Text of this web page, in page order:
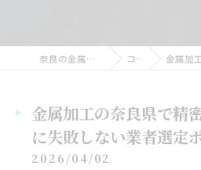
奈良の金属加工ならSOUKEI コラム 金属加工の奈
金属加工の奈良県で精
に失敗しない業者選定
2026/04/02